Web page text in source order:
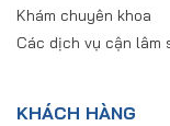
Khám chuyên khoa
Các dịch vụ cận lâm
KHÁCH HÀNG